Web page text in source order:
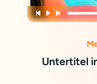
Untertitel